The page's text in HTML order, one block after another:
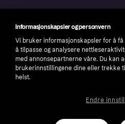
number: 556737-0431
Informasjonskapsler og personvern
Vi bruker informasjonskapsler for å
å tilpasse og analysere
med annonsepartnerne våre. Du kan
brukerinnstillingene dine eller trekke
helst.
Endre